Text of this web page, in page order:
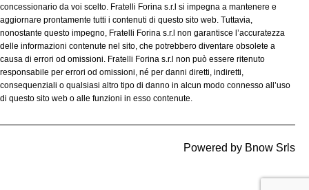
concessionario da voi scelto. Fratelli Forina s.r.l si impegna a mantenere e
aggiornare prontamente tutti i contenuti di questo sito web. Tuttavia,
nonostante questo impegno, Fratelli Forina s.r.l non garantisce l’accuratezza
delle informazioni contenute nel sito, che potrebbero diventare obsolete a
causa di errori od omissioni. Fratelli Forina s.r.l non può essere ritenuto
responsabile per errori od omissioni, né per danni diretti, indiretti,
consequenziali o qualsiasi altro tipo di danno in alcun modo connesso all’uso
di questo sito web o alle funzioni in esso contenute.
Powered by Bnow Srls